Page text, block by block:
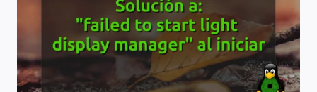
LINUX
MINT
Y
DERIVADOS)